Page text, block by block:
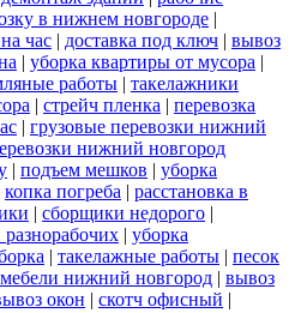
в нижнем новгороде |
час | доставка под ключ | вывоз
| уборка квартиры от мусора |
работы | такелажники
| стрейч пленка | перевозка
| грузовые перевозки нижний
нижний новгород
| подъем мешков | уборка
копка погреба | расстановка в
| сборщики недорого |
разнорабочих | уборка
| такелажные работы | песок
мебели нижний новгород | вывоз
окон | скотч офисный |